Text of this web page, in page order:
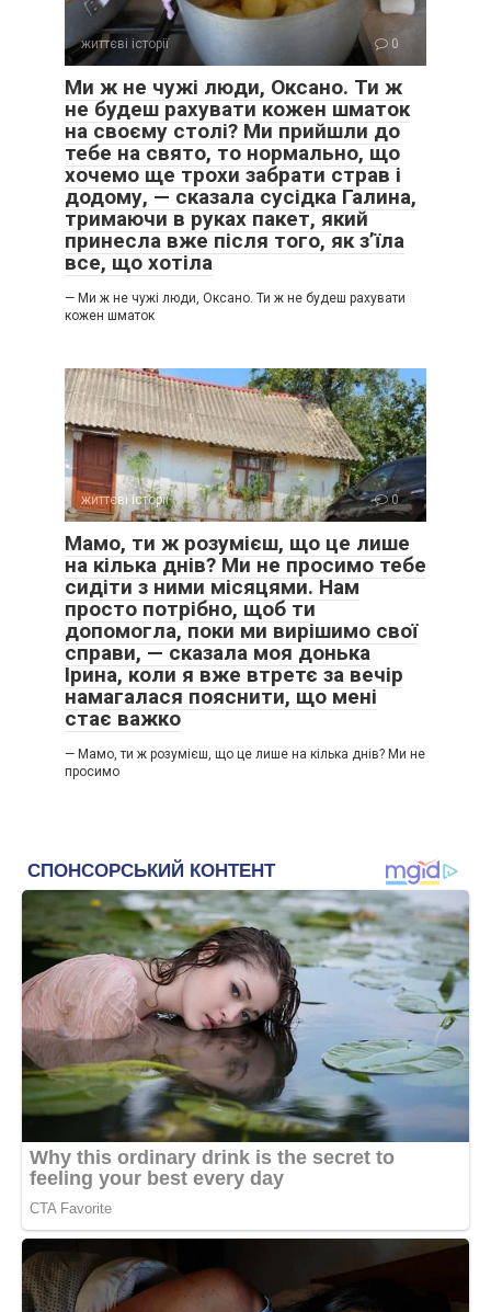
життєві історії 0
Ми ж не чужі люди, Оксано. Ти ж
не будеш рахувати кожен шматок
на своєму столі? Ми прийшли до
тебе на свято, то нормально, що
хочемо ще трохи забрати страв і
додому, — сказала сусідка Галина,
тримаючи в руках пакет, який
принесла вже після того, як з’їла
все, що хотіла
— Ми ж не чужі люди, Оксано. Ти ж не будеш рахувати
кожен шматок
життєві історії 0
Мамо, ти ж розумієш, що це лише
на кілька днів? Ми не просимо тебе
сидіти з ними місяцями. Нам
просто потрібно, щоб ти
допомогла, поки ми вирішимо свої
справи, — сказала моя донька
Ірина, коли я вже втретє за вечір
намагалася пояснити, що мені
стає важко
— Мамо, ти ж розумієш, що це лише на кілька днів? Ми не
просимо